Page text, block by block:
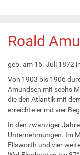
Roald
geb. am 16. Juli 1872
Von 1903 bis 1906
Amundsen mit sechs
die den Atlantik mit
erreichte er mit vier
In den zwanziger
Unternehmungen. Im
Ellsworth und vier